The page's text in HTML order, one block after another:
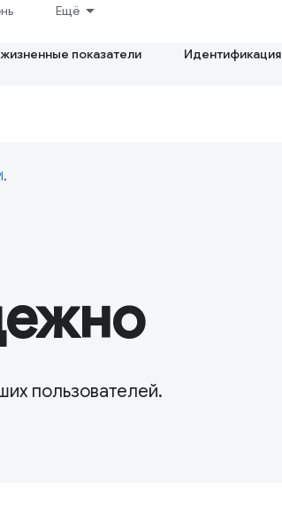
Ещё
показатели Идентификация
.
пользователей.